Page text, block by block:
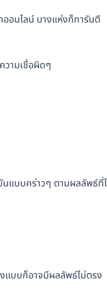
ออนไลน์ บางแห่งก็การันตี
วามเชื่อผิดๆ
นแบบคร่าวๆ ตามผลลัพธ์ที่
แบบก็อาจมีผลลัพธ์ไม่ตรง